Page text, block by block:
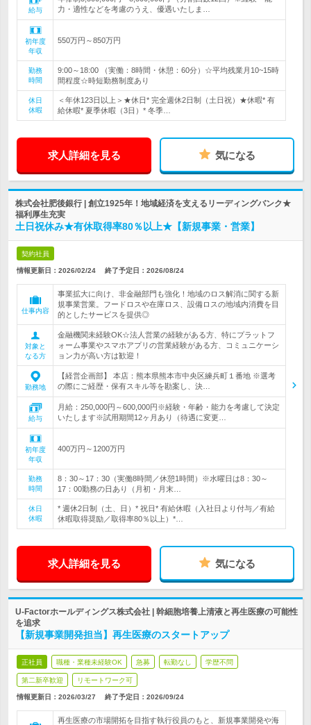
給与
力・適性などを考慮のうえ、優遇いたしま…
初年度
年収
550万円～850万円
勤務
時間
9:00～18:00 （実働：8時間・休憩：60分）☆平均残業月10~15時
間程度☆時短勤務制度あり
休日
休暇
＜年休123日以上＞★休日* 完全週休2日制（土日祝）★休暇* 有
給休暇* 夏季休暇（3日）* 冬季…
求人詳細を見る 気になる
株式会社肥後銀行 | 創立1925年！地域経済を支えるリーディングバンク★
福利厚生充実
土日祝休み★有休取得率80％以上★【新規事業・営業】
契約社員
情報更新日：2026/02/24 終了予定日： 2026/08/24
仕事内容
事業拡大に向け、非金融部門も強化！地域のロス解消に関する新
規事業営業。フードロスや在庫ロス、設備ロスの地域内消費を目
的としたサービスを提供◎
対象と
なる方
金融機関未経験OK☆法人営業の経験がある方、特にプラットフ
ォーム事業やスマホアプリの営業経験がある方、コミュニケーシ
ョン力が高い方は歓迎！
勤務地
【経営企画部】 本店：熊本県熊本市中央区練兵町１番地 ※選考
の際にご経歴・保有スキル等を勘案し、決…
給与
月給：250,000円～600,000円※経験・年齢・能力を考慮して決定
いたします※試用期間12ヶ月あり（待遇に変更…
初年度
年収
400万円～1200万円
勤務
時間
8：30～17：30（実働8時間／休憩1時間）※水曜日は8：30～
17：00勤務の日あり（月初・月末…
休日
休暇
* 週休2日制（土、日）* 祝日* 有給休暇（入社日より付与／有給
休暇取得奨励／取得率80％以上）*…
求人詳細を見る 気になる
U-Factorホールディングス株式会社 | 幹細胞培養上清液と再生医療の可能性
を追求
【新規事業開発担当】再生医療のスタートアップ
正社員 職種・業種未経験OK 急募 転勤なし 学歴不問
第二新卒歓迎 リモートワーク可
情報更新日：2026/03/27 終了予定日： 2026/09/24
再生医療の市場開拓を目指す執行役員のもと、新規事業開発や海